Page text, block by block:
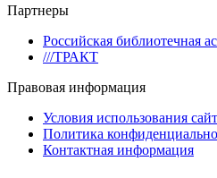
Партнеры
Российская библиотечная
///ТРАКТ
Правовая информация
Условия использования
Политика
Контактная информация